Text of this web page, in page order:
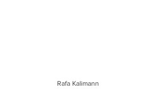
Rafa Kalimann